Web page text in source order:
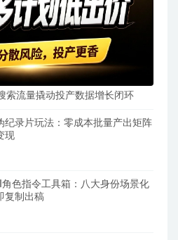
索流量撬动投产数据增长闭环
纪录片玩法：零成本批量产出矩阵
现
色指令工具箱：八大身份场景化
复制出稿